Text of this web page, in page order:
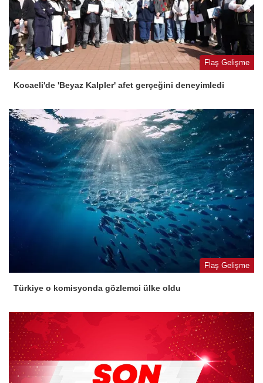
Flaş Gelişme
Kocaeli'de 'Beyaz Kalpler' afet gerçeğini deneyimledi
Flaş Gelişme
Türkiye o komisyonda gözlemci ülke oldu